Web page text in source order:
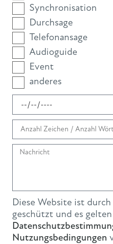
Synchronisation
Durchsage
Telefonansage
Audioguide
Event
anderes
Diese Website ist
geschützt und es
Nutzungsbedingungen